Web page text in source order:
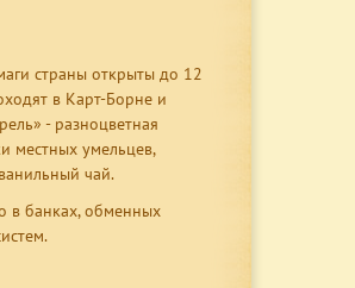
страны открыты до 12
в Карт-Борне и
- разноцветная
местных умельцев,
чай.
в банках, обменных